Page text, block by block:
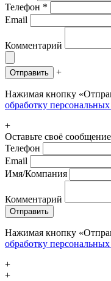
Телефон *
Email
Комментарий
Отправить +
Нажимая кнопку
обработку
+
Оставьте своё сообщение
Телефон
Email
Имя/Компания
Комментарий
Отправить
Нажимая кнопку
обработку
+
+